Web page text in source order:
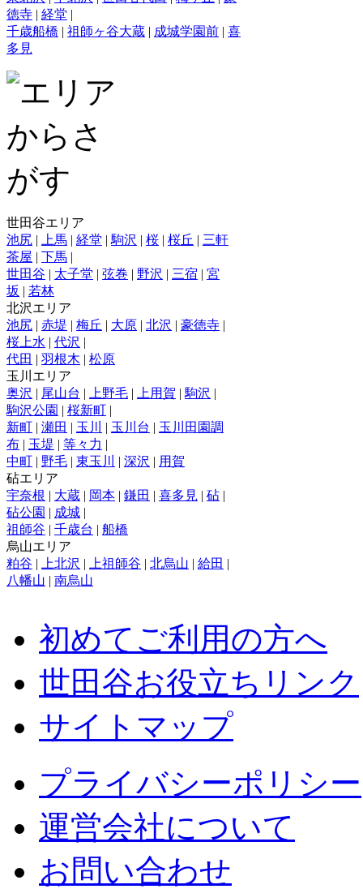
徳寺 | 経堂 |
千歳船橋 | 祖師ヶ谷大蔵 | 成城学園前 | 喜
多見
世田谷エリア
池尻 | 上馬 | 経堂 | 駒沢 | 桜 | 桜丘 | 三軒
茶屋 | 下馬 |
世田谷 | 太子堂 | 弦巻 | 野沢 | 三宿 | 宮
坂 | 若林
北沢エリア
池尻 | 赤堤 | 梅丘 | 大原 | 北沢 | 豪徳寺 |
桜上水 | 代沢 |
代田 | 羽根木 | 松原
玉川エリア
奥沢 | 尾山台 | 上野毛 | 上用賀 | 駒沢 |
駒沢公園 | 桜新町 |
新町 | 瀬田 | 玉川 | 玉川台 | 玉川田園調
布 | 玉堤 | 等々力 |
中町 | 野毛 | 東玉川 | 深沢 | 用賀
砧エリア
宇奈根 | 大蔵 | 岡本 | 鎌田 | 喜多見 | 砧 |
砧公園 | 成城 |
祖師谷 | 千歳台 | 船橋
烏山エリア
粕谷 | 上北沢 | 上祖師谷 | 北烏山 | 給田 |
八幡山 | 南烏山
初めてご利用の方へ
世田谷お役立ちリンク
サイトマップ
プライバシーポリシー
運営会社について
お問い合わせ